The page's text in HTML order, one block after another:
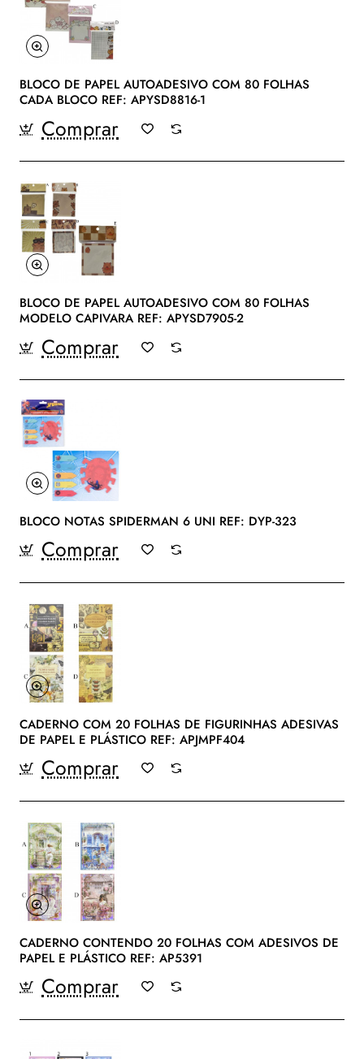
BLOCO DE PAPEL AUTOADESIVO COM 80 FOLHAS
CADA BLOCO REF: APYSD8816-1
Comprar
BLOCO DE PAPEL AUTOADESIVO COM 80 FOLHAS
MODELO CAPIVARA REF: APYSD7905-2
Comprar
BLOCO NOTAS SPIDERMAN 6 UNI REF: DYP-323
Comprar
CADERNO COM 20 FOLHAS DE FIGURINHAS ADESIVAS
DE PAPEL E PLÁSTICO REF: APJMPF404
Comprar
CADERNO CONTENDO 20 FOLHAS COM ADESIVOS DE
PAPEL E PLÁSTICO REF: AP5391
Comprar